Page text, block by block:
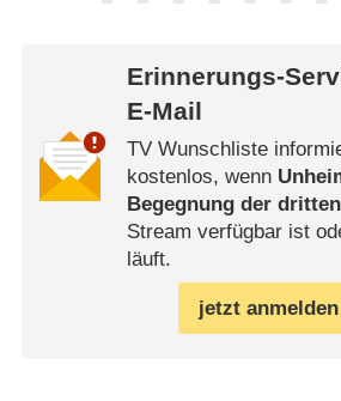
Erinnerungs-
E-Mail
TV Wunschliste
kostenlos, wenn
Begegnung der
Stream verfügbar ist
läuft.
jetzt anmelden